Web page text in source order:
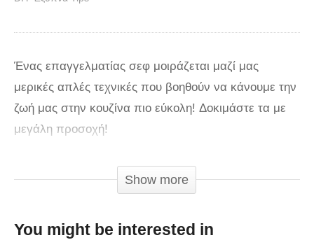
λουλούδια στο βάζο.
Ένας επαγγελματίας σεφ μοιράζεται μαζί μας
μερικές απλές τεχνικές που βοηθούν να κάνουμε την
ζωή μας στην κουζίνα πιο εύκολη! Δοκιμάστε τα με
μεγάλη προσοχή!
Show more
You might be interested in